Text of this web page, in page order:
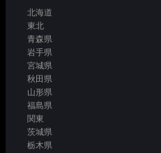
北海道
東北
青森県
岩手県
宮城県
秋田県
山形県
福島県
関東
茨城県
栃木県